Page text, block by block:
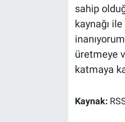
sahip
kaynağı
üretmeye
katmaya
Kaynak: